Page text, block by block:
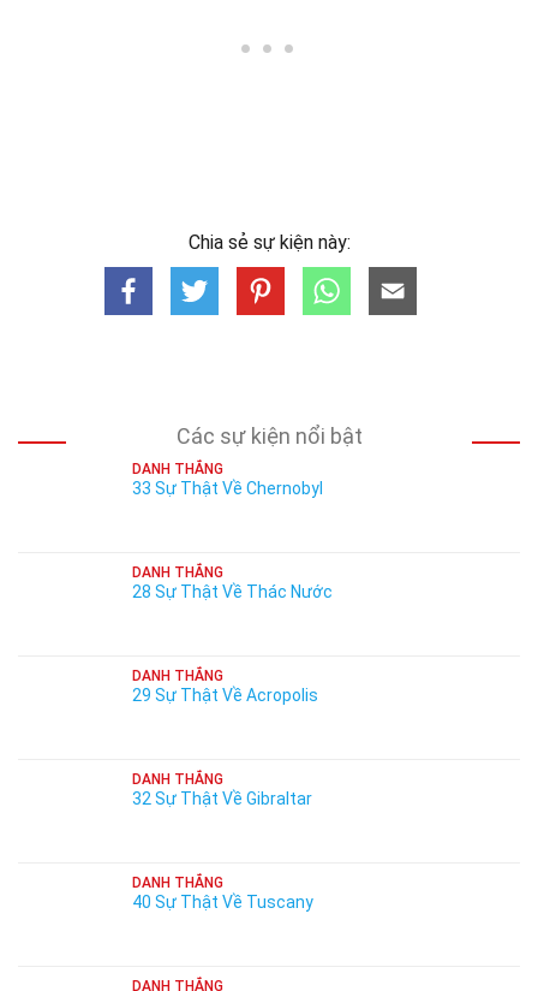
Chia sẻ sự kiện này:
Các sự kiện nổi bật
DANH THẮNG
33 Sự Thật Về Chernobyl
DANH THẮNG
28 Sự Thật Về Thác Nước
DANH THẮNG
29 Sự Thật Về Acropolis
DANH THẮNG
32 Sự Thật Về Gibraltar
DANH THẮNG
40 Sự Thật Về Tuscany
DANH THẮNG